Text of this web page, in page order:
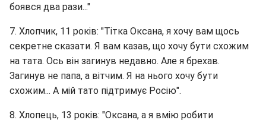
боявся два рази..."
7. Хлопчик, 11 років: "Тітка Оксана, я хочу вам щось
секретне сказати. Я вам казав, що хочу бути схожим
на тата. Ось він загинув недавно. Але я брехав.
Загинув не папа, а вітчим. Я на нього хочу бути
схожим... А мій тато підтримує Росію".
8. Хлопець, 13 років: "Оксана, а я вмію робити